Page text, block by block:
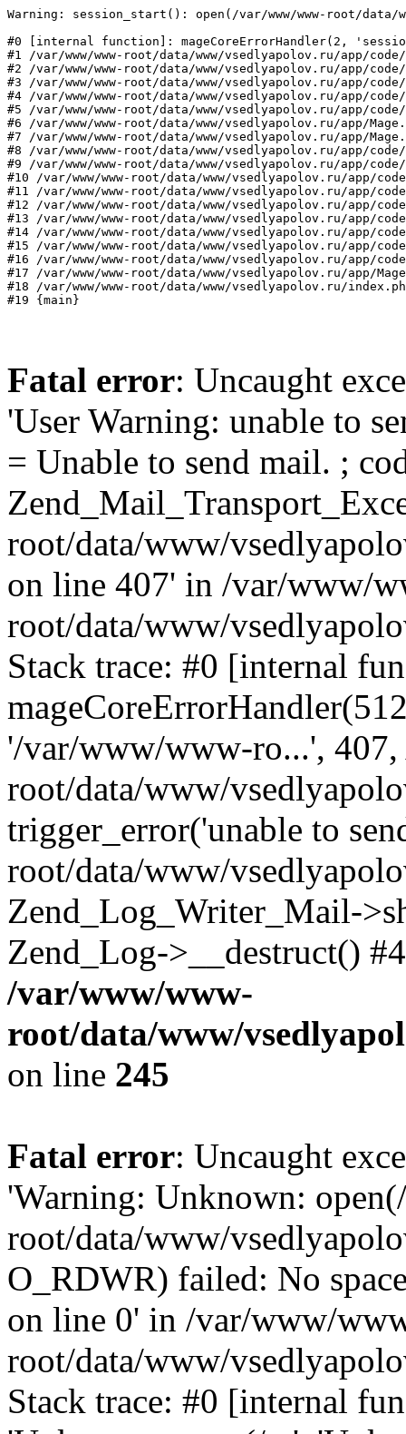
Warning: session_start(): open(/var/www/www-root/data/
#0 [internal function]: mageCoreErrorHandler(2,
#1 /var/www/www-root/data/www/vsedlyapolov.ru/app/
#2 /var/www/www-root/data/www/vsedlyapolov.ru/app/
#3 /var/www/www-root/data/www/vsedlyapolov.ru/app/
#4 /var/www/www-root/data/www/vsedlyapolov.ru/app/
#5 /var/www/www-root/data/www/vsedlyapolov.ru/app/
#6 /var/www/www-root/data/www/vsedlyapolov.ru/app/
#7 /var/www/www-root/data/www/vsedlyapolov.ru/app/
#8 /var/www/www-root/data/www/vsedlyapolov.ru/app/
#9 /var/www/www-root/data/www/vsedlyapolov.ru/app/
#10 /var/www/www-root/data/www/vsedlyapolov.ru/app/
#11 /var/www/www-root/data/www/vsedlyapolov.ru/app/
#12 /var/www/www-root/data/www/vsedlyapolov.ru/app/
#13 /var/www/www-root/data/www/vsedlyapolov.ru/app/
#14 /var/www/www-root/data/www/vsedlyapolov.ru/app/
#15 /var/www/www-root/data/www/vsedlyapolov.ru/app/
#16 /var/www/www-root/data/www/vsedlyapolov.ru/app/
#17 /var/www/www-root/data/www/vsedlyapolov.ru/app/
#18 /var/www/www-root/data/www/vsedlyapolov.ru/
#19 {main}
Fatal error: Uncaught
'User Warning: unable to
= Unable to send mail. ;
root/data/www/
on line 407' in /var/www/
root/data/www/
Stack trace: #0 [internal
'/var/www/www-ro...',
root/data/www/
trigger_error('unable to
root/data/www/
Zend_Log_Writer_Mail-
Zend_Log->__destruct()
/var/www/www-
root/data/www/
on line 245
Fatal error: Uncaught
'Warning: Unknown:
root/data/www/
O_RDWR) failed: No
on line 0' in /var/www/
root/data/www/
Stack trace: #0 [internal